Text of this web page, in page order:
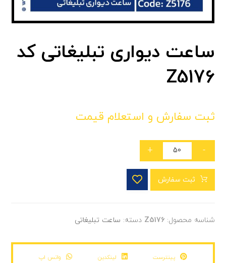
ساعت دیواری تبلیغاتی کد
Z5176
ثبت سفارش و استعلام قیمت
-
+
ثبت سفارش
شناسه محصول:Z5176 دسته: ساعت تبلیغاتی
پینترست لینکدین
واتس اپ